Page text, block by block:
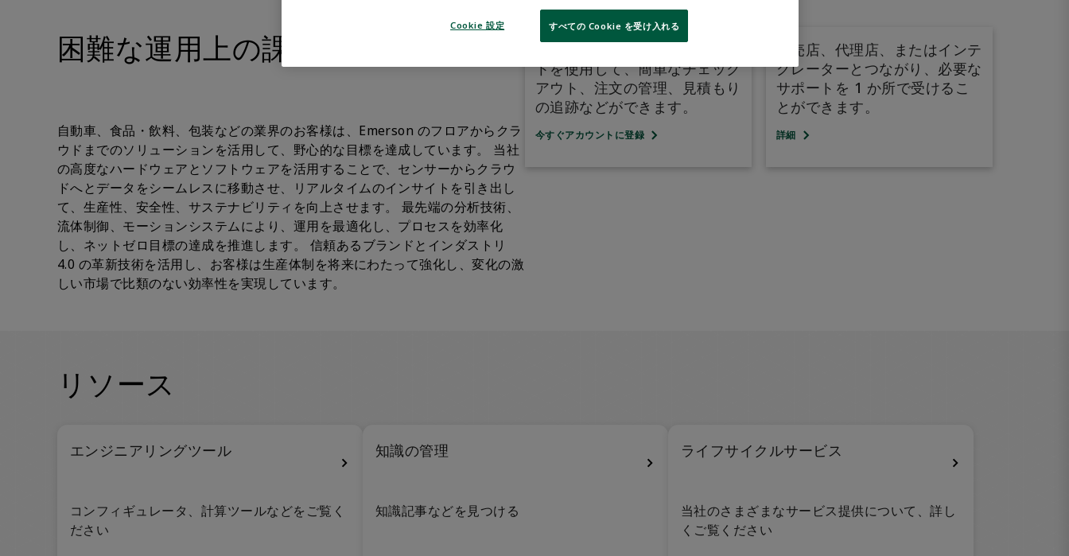
困難な運用上の課題に対処
自動車、食品・飲料、包装などの業界のお客様は、Emerson のフロアからクラ
ウドまでのソリューションを活用して、野心的な目標を達成しています。 当社
の高度なハードウェアとソフトウェアを活用することで、センサーからクラウ
ドへとデータをシームレスに移動させ、リアルタイムのインサイトを引き出し
て、生産性、安全性、サステナビリティを向上させます。 最先端の分析技術、
流体制御、モーションシステムにより、運用を最適化し、プロセスを効率化
し、ネットゼロ目標の達成を推進します。 信頼あるブランドとインダストリ
4.0 の革新技術を活用し、お客様は生産体制を将来にわたって強化し、変化の激
しい市場で比類のない効率性を実現しています。
トを使用して、簡単なチェック
アウト、注文の管理、見積もり
の追跡などができます。
今すぐアカウントに登録
販売店、代理店、またはインテ
グレーターとつながり、必要な
サポートを 1 か所で受けるこ
とができます。
詳細
リソース
エンジニアリングツール
コンフィギュレータ、計算ツールなどをご覧く
ださい
知識の管理
知識記事などを見つける
ライフサイクルサービス
当社のさまざまなサービス提供について、詳し
くご覧ください
Cookie 設定 すべての Cookie を受け入れる